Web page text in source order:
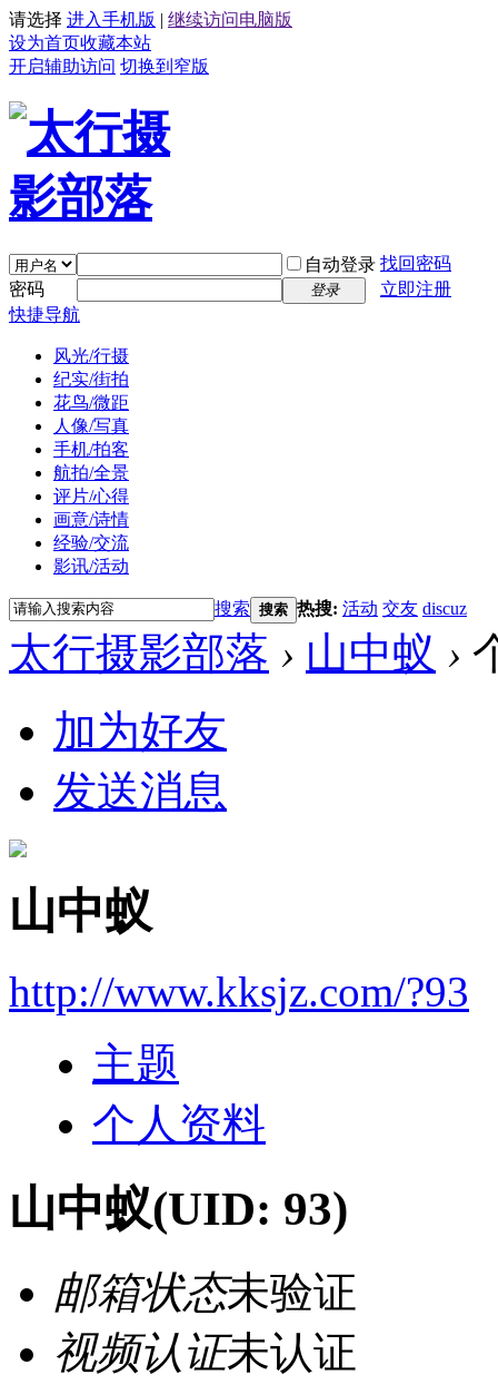
请选择 进入手机版 | 继续访问电脑版
设为首页收藏本站
开启辅助访问 切换到窄版
自动登录 找回密码
密码
登录
立即注册
快捷导航
风光/行摄
纪实/街拍
花鸟/微距
人像/写真
手机/拍客
航拍/全景
评片/心得
画意/诗情
经验/交流
影讯/活动
搜索 搜索 热搜: 活动 交友 discuz
太行摄影部落 › 山中蚁 ›
加为好友
发送消息
山中蚁
http://www.kksjz.com/?93
主题
个人资料
山中蚁(UID: 93)
邮箱状态未验证
视频认证未认证